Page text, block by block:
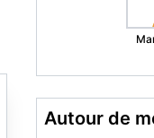
Autour de